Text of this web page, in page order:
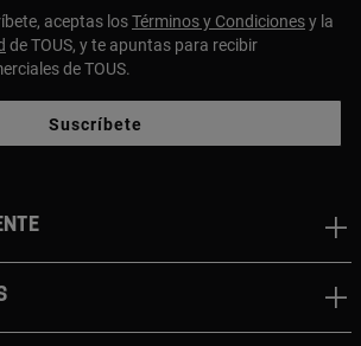
aceptas losTérminos y Condicionesy la
de TOUS, y te apuntas para recibir
de TOUS.
Suscríbete